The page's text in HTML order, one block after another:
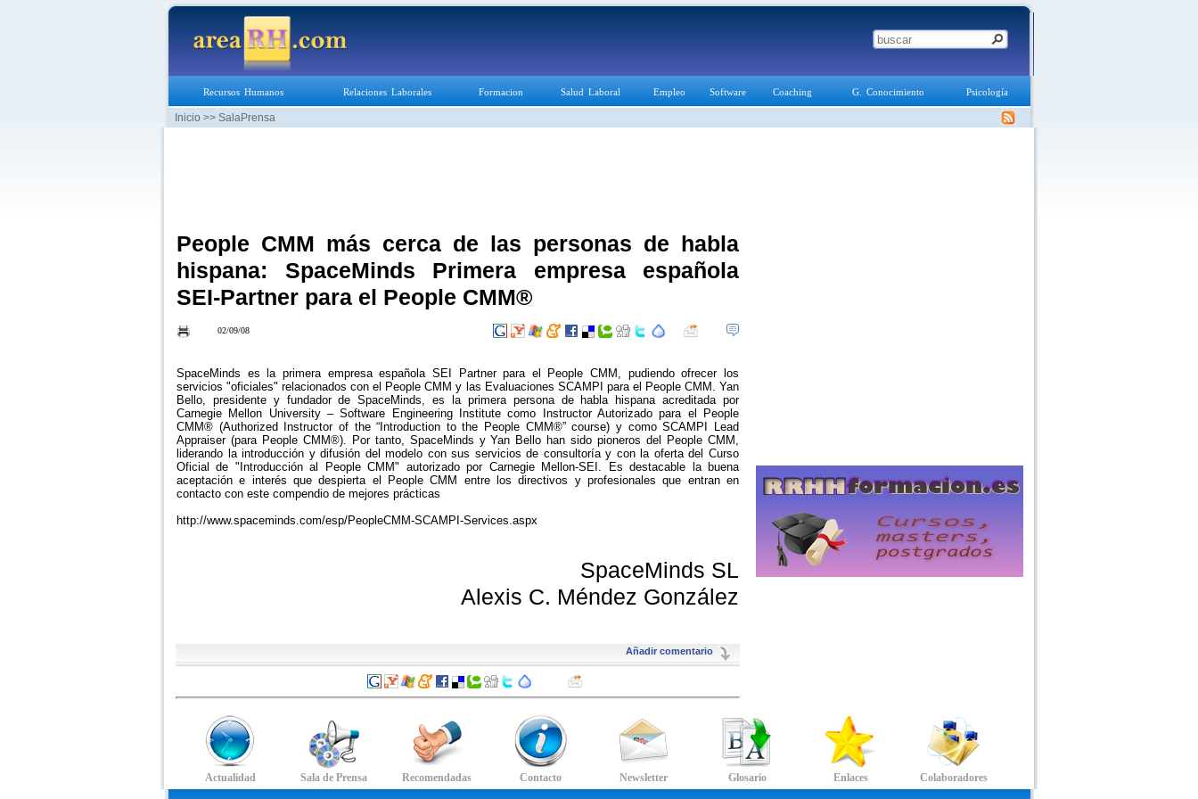
Recursos Humanos Relaciones Laborales Formacion Salud Laboral Empleo Software Coaching G. Conocimiento Psicología
Inicio >> SalaPrensa
People CMM más cerca de las personas de habla
hispana: SpaceMinds Primera empresa española
SEI-Partner para el People CMM®
02/09/08
SpaceMinds es la primera empresa española SEI Partner para el People CMM, pudiendo ofrecer los
servicios "oficiales" relacionados con el People CMM y las Evaluaciones SCAMPI para el People CMM. Yan
Bello, presidente y fundador de SpaceMinds, es la primera persona de habla hispana acreditada por
Carnegie Mellon University – Software Engineering Institute como Instructor Autorizado para el People
CMM® (Authorized Instructor of the “Introduction to the People CMM®” course) y como SCAMPI Lead
Appraiser (para People CMM®). Por tanto, SpaceMinds y Yan Bello han sido pioneros del People CMM,
liderando la introducción y difusión del modelo con sus servicios de consultoría y con la oferta del Curso
Oficial de "Introducción al People CMM" autorizado por Carnegie Mellon-SEI. Es destacable la buena
aceptación e interés que despierta el People CMM entre los directivos y profesionales que entran en
contacto con este compendio de mejores prácticas
http://www.spaceminds.com/esp/PeopleCMM-SCAMPI-Services.aspx
SpaceMinds SL
Alexis C. Méndez González
Añadir comentario